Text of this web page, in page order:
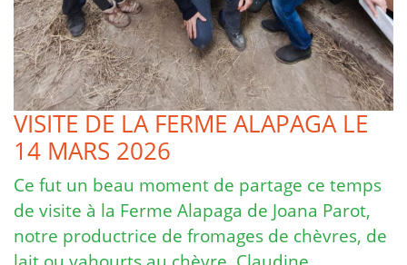
VISITE DE LA FERME ALAPAGA LE
14 MARS 2026
Ce fut un beau moment de partage ce temps
de visite à la Ferme Alapaga de Joana Parot,
notre productrice de fromages de chèvres, de